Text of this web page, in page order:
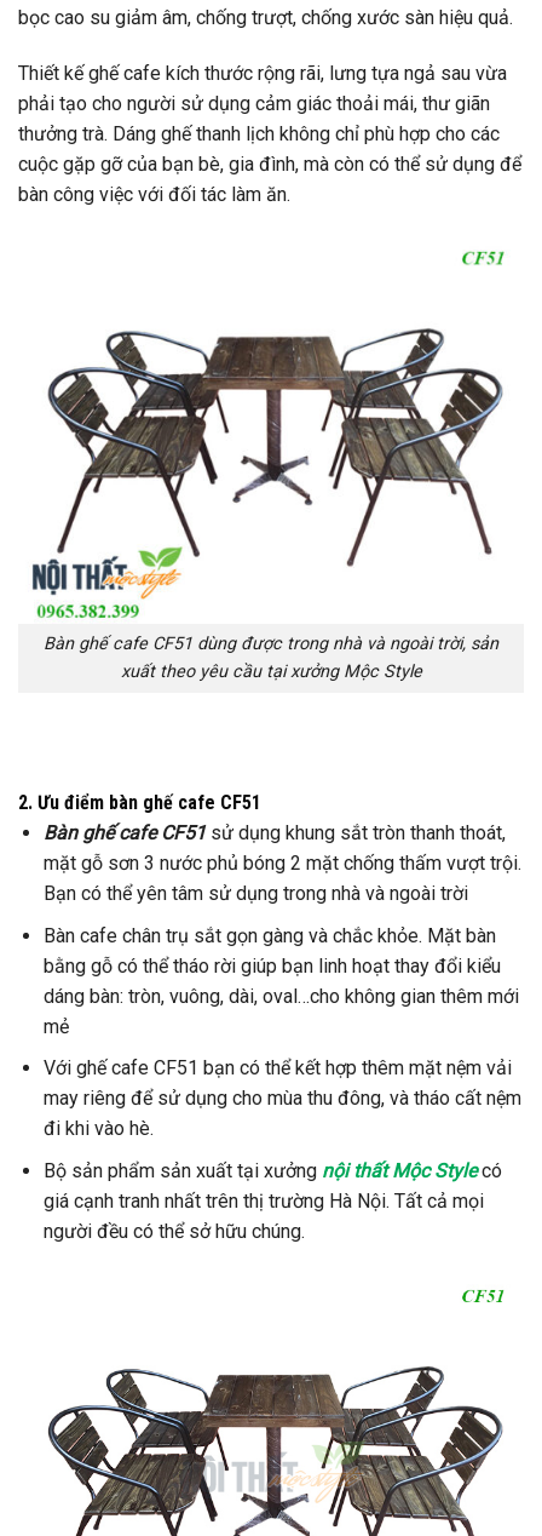
bọc cao su giảm âm, chống trượt, chống xước sàn hiệu quả.
Thiết kế ghế cafe kích thước rộng rãi, lưng tựa ngả sau vừa
phải tạo cho người sử dụng cảm giác thoải mái, thư giãn
thưởng trà. Dáng ghế thanh lịch không chỉ phù hợp cho các
cuộc gặp gỡ của bạn bè, gia đình, mà còn có thể sử dụng để
bàn công việc với đối tác làm ăn.
Bàn ghế cafe CF51 dùng được trong nhà và ngoài trời, sản
xuất theo yêu cầu tại xưởng Mộc Style
2. Ưu điểm bàn ghế cafe CF51
Bàn ghế cafe CF51sử dụng khung sắt tròn thanh thoát,
mặt gỗ sơn 3 nước phủ bóng 2 mặt chống thấm vượt trội.
Bạn có thể yên tâm sử dụng trong nhà và ngoài trời
Bàn cafe chân trụ sắt gọn gàng và chắc khỏe. Mặt bàn
bằng gỗ có thể tháo rời giúp bạn linh hoạt thay đổi kiểu
dáng bàn: tròn, vuông, dài, oval…cho không gian thêm mới
mẻ
Với ghế cafe CF51 bạn có thể kết hợp thêm mặt nệm vải
may riêng để sử dụng cho mùa thu đông, và tháo cất nệm
đi khi vào hè.
Bộ sản phẩm sản xuất tại xưởngnội thất Mộc Stylecó
giá cạnh tranh nhất trên thị trường Hà Nội. Tất cả mọi
người đều có thể sở hữu chúng.